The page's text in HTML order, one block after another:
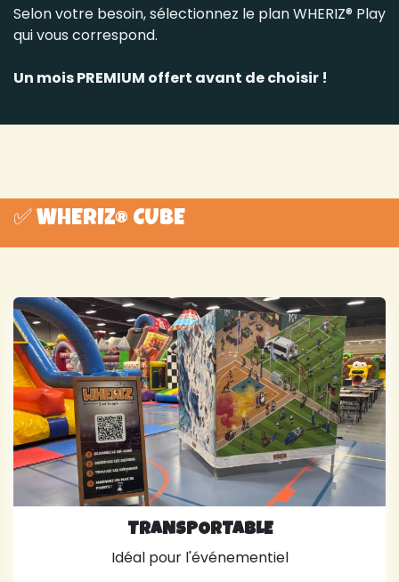
Selon votre besoin, sélectionnez le plan WHERIZ® Play
qui vous correspond.
Un mois PREMIUM offert avant de choisir !
✅ WHERIZ® CUBE
TRANSPORTABLE
Idéal pour l'événementiel